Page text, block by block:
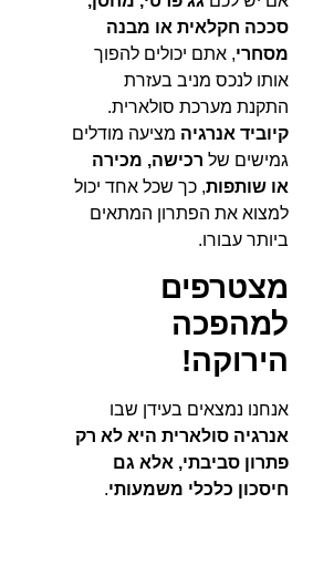
סככה חקלאית או מבנה
מסחרי, אתם יכולים להפוך
אותו לנכס מניב בעזרת
התקנת מערכת סולארית.
קיוביד אנרגיה מציעה מודלים
גמישים של רכישה, מכירה
או שותפות, כך שכל אחד יכול
למצוא את הפתרון המתאים
ביותר עבורו.
מצטרפים
למהפכה
הירוקה!
אנחנו נמצאים בעידן שבו
אנרגיה סולארית היא לא רק
פתרון סביבתי, אלא גם
חיסכון כלכלי משמעותי.